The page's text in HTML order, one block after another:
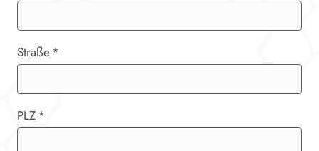
Straße
PLZ